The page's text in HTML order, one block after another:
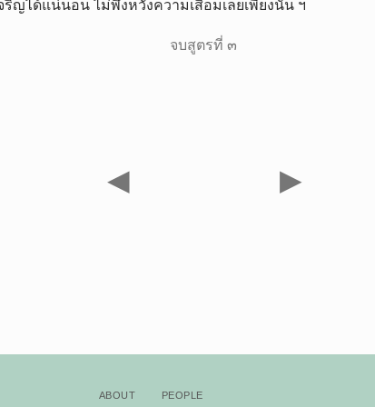
ริญได้แน่นอน ไม่พึงหวังความเสื่อมเลยเพียงนั้น ฯ
จบสูตรที่ ๓
◀ ▶
About People